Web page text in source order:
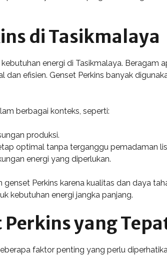
di Tasikmalaya
energi di Tasikmalaya. Beragam
efisien. Genset Perkins banyak
berbagai konteks, seperti:
produksi.
optimal tanpa terganggu pemadaman
energi yang diperlukan.
Perkins karena kualitas dan daya
kebutuhan energi jangka panjang.
yang
faktor penting yang perlu